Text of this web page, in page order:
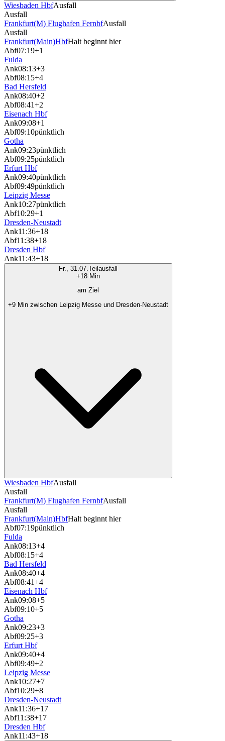
Wiesbaden HbfAusfall
Ausfall
Frankfurt(M) Flughafen FernbfAusfall
Ausfall
Frankfurt(Main)HbfHalt beginnt hier
Abf07:19+1
Fulda
Ank08:13+3
Abf08:15+4
Bad Hersfeld
Ank08:40+2
Abf08:41+2
Eisenach Hbf
Ank09:08+1
Abf09:10pünktlich
Gotha
Ank09:23pünktlich
Abf09:25pünktlich
Erfurt Hbf
Ank09:40pünktlich
Abf09:49pünktlich
Leipzig Messe
Ank10:27pünktlich
Abf10:29+1
Dresden-Neustadt
Ank11:36+18
Abf11:38+18
Dresden Hbf
Ank11:43+18
Fr., 31.07.Teilausfall
+18 Min
am Ziel
+9 Min zwischen Leipzig Messe und Dresden-Neustadt
Wiesbaden HbfAusfall
Ausfall
Frankfurt(M) Flughafen FernbfAusfall
Ausfall
Frankfurt(Main)HbfHalt beginnt hier
Abf07:19pünktlich
Fulda
Ank08:13+4
Abf08:15+4
Bad Hersfeld
Ank08:40+4
Abf08:41+4
Eisenach Hbf
Ank09:08+5
Abf09:10+5
Gotha
Ank09:23+3
Abf09:25+3
Erfurt Hbf
Ank09:40+4
Abf09:49+2
Leipzig Messe
Ank10:27+7
Abf10:29+8
Dresden-Neustadt
Ank11:36+17
Abf11:38+17
Dresden Hbf
Ank11:43+18